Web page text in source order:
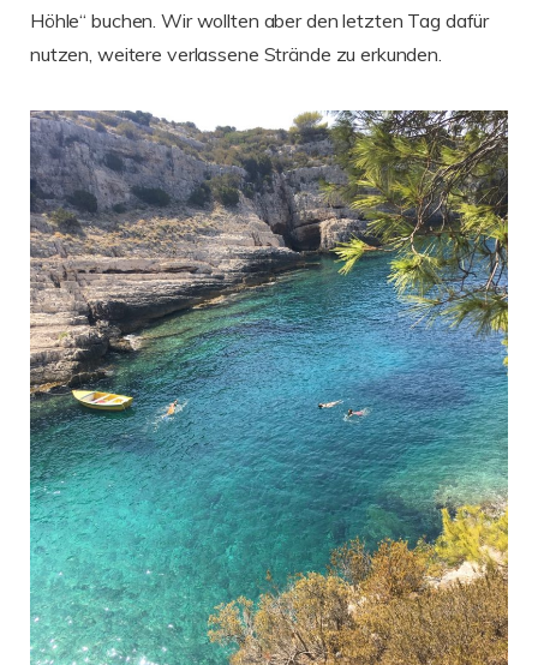
Höhle“ buchen. Wir wollten aber den letzten Tag dafür
nutzen, weitere verlassene Strände zu erkunden.